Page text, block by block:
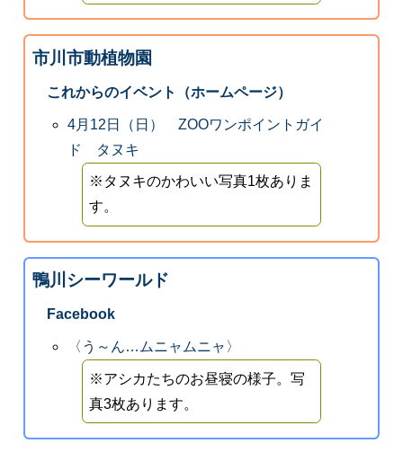
市川市動植物園
これからのイベント（ホームページ）
4月12日（日） ZOOワンポイントガイ
ド タヌキ
※タヌキのかわいい写真1枚ありま
す。
鴨川シーワールド
Facebook
〈う～ん…ムニャムニャ〉
※アシカたちのお昼寝の様子。写
真3枚あります。